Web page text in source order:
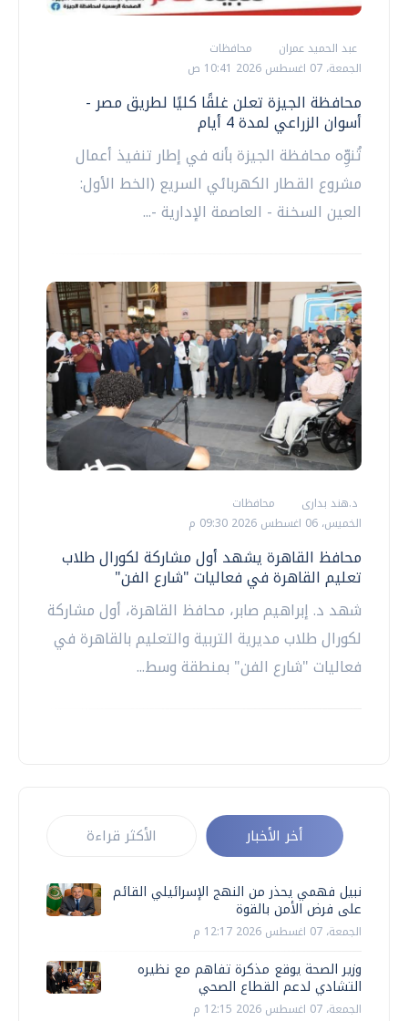
عبد الحميد عمران
محافظات
الجمعة، 07 اغسطس 2026 10:41 ص
محافظة الجيزة تعلن غلقًا كليًا لطريق مصر -
أسوان الزراعي لمدة 4 أيام
تُنوِّه محافظة الجيزة بأنه في إطار تنفيذ أعمال
مشروع القطار الكهربائي السريع (الخط الأول:
العين السخنة - العاصمة الإدارية -...
د.هند بدارى
محافظات
الخميس، 06 اغسطس 2026 09:30 م
محافظ القاهرة يشهد أول مشاركة لكورال طلاب
تعليم القاهرة في فعاليات "شارع الفن"
شهد د. إبراهيم صابر، محافظ القاهرة، أول مشاركة
لكورال طلاب مديرية التربية والتعليم بالقاهرة في
فعاليات "شارع الفن" بمنطقة وسط...
أخر الأخبار الأكثر قراءة
نبيل فهمي يحذر من النهج الإسرائيلي القائم
على فرض الأمن بالقوة
الجمعة، 07 اغسطس 2026 12:17 م
وزير الصحة يوقع مذكرة تفاهم مع نظيره
التشادي لدعم القطاع الصحي
الجمعة، 07 اغسطس 2026 12:15 م